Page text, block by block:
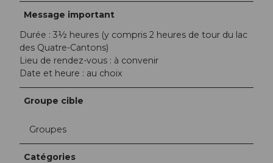
Message important
Durée : 3½ heures (y compris 2 heures de tour du lac
des Quatre-Cantons)
Lieu de rendez-vous : à convenir
Date et heure : au choix
Groupe cible
Groupes
Catégories